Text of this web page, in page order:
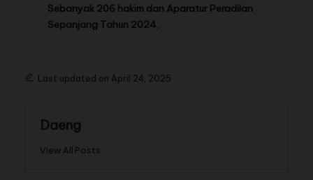
Sebanyak 206 hakim dan Aparatur Peradilan
Sepanjang Tahun 2024,
Last updated on April 24, 2025
Daeng
View All Posts